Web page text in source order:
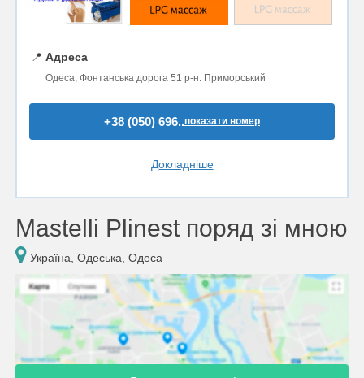
📍 Адреса
Одеса, Фонтанська дорога 51 р-н. Приморський
+38 (050) 696..показати номер
Докладніше
Mastelli Plinest поряд зі мною
Україна, Одеська, Одеса